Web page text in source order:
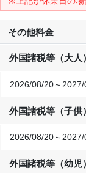
その他料金
外国諸税等（大人
2026/08/20～2027/
外国諸税等（子供
2026/08/20～2027/
外国諸税等（幼児